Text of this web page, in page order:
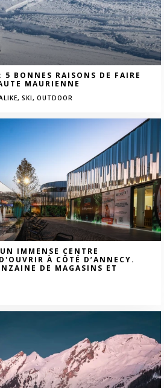
5 BONNES RAISONS DE FAIRE
MAURIENNE
SKI, OUTDOOR
IMMENSE CENTRE
À CÔTÉ D’ANNECY.
DE MAGASINS ET